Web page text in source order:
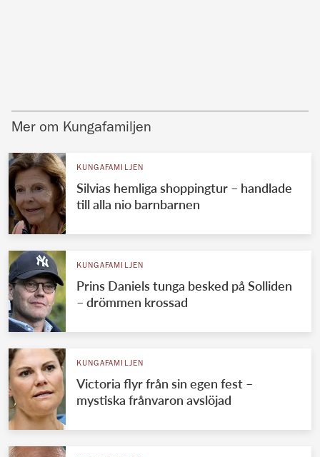
Mer om Kungafamiljen
KUNGAFAMILJEN
Silvias hemliga shoppingtur – handlade
till alla nio barnbarnen
KUNGAFAMILJEN
Prins Daniels tunga besked på Solliden
– drömmen krossad
KUNGAFAMILJEN
Victoria flyr från sin egen fest –
mystiska frånvaron avslöjad